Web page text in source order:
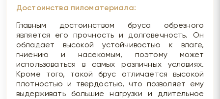
Достоинства пиломатериала:
Главным достоинством бруса обрезного
является его прочность и долговечность. Он
обладает высокой устойчивостью к влаге,
гниению и насекомым, поэтому может
использоваться в самых различных условиях.
Кроме того, такой брус отличается высокой
плотностью и твердостью, что позволяет ему
выдерживать большие нагрузки и длительное